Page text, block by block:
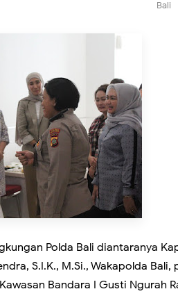
Bali
Polda Bali diantaranya
S.I.K., M.Si., Wakapolda Bali,
Bandara I Gusti Ngurah